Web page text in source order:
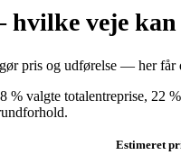
veje
pris og udførelse — her
valgte totalentreprise, 22
Estimeret